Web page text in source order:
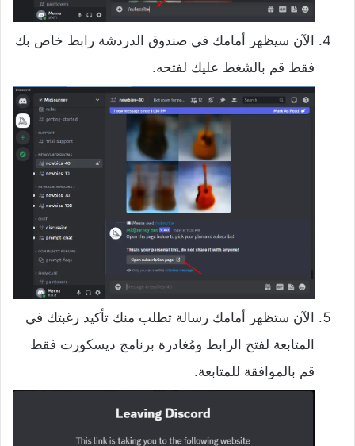
الآن سيظهر أمامك في صندوق الدردشة رابط خاص بك
فقط قم بالشغط عليك لفتحه.
الآن ستظهر أمامك رسالة تطلب منك تأكيد رغبتك في
المتابعة لفتح الرابط ومُغادرة برنامج ديسكورت فقط
قم بالموافقة للمتابعة.